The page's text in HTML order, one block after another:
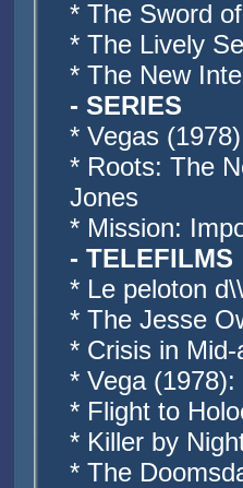
* The Sword
* The Lively
* The New
- SERIES
* Vegas
* Roots: The
Jones
* Mission:
- TELEFILMS
* Le peloton
* The Jesse
* Crisis in
* Vega
* Flight to
* Killer by
* The